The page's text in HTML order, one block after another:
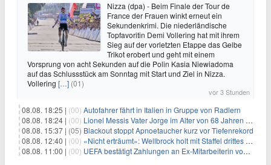
Nizza (dpa) - Beim Finale der Tour de
France der Frauen winkt erneut ein
Sekundenkrimi. Die niederländische
Topfavoritin Demi Vollering hat mit ihrem
Sieg auf der vorletzten Etappe das Gelbe
Trikot erobert und geht mit einem
Vorsprung von acht Sekunden auf die Polin Kasia Niewiadoma
auf das Schlussstück am Sonntag mit Start und Ziel in Nizza.
Vollering […] (01)
vor 3 Stunden
08.08. 18:25 | (00) Autofahrer fährt in Italien in Gruppe von Radlern
08.08. 18:24 | (00) Lionel Messis Vater Jorge im Alter von 68 Jahren gestorben
08.08. 15:37 | (05) Blackout stoppt Apnoetaucher kurz vor Tiefenrekord
08.08. 12:40 | (00) «Nicht erträumt»: Wellbrock holt mit Staffel drittes EM-Gold
08.08. 11:00 | (00) UEFA bestätigt Zahlungen an Ex-Mitarbeiterin von Infantino